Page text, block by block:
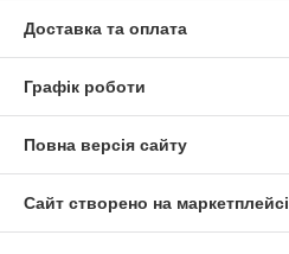
Доставка та оплата
Графік роботи
Повна версія сайту
Сайт створено на маркетплейсі